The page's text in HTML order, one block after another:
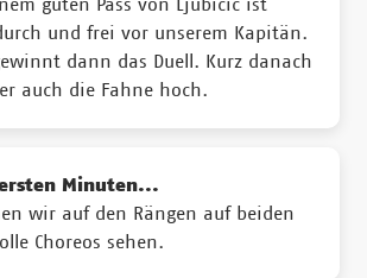
guten Pass von Ljubicic ist
und frei vor unserem Kapitän.
dann das Duell. Kurz danach
auch die Fahne hoch.
Minuten...
wir auf den Rängen auf beiden
Choreos sehen.